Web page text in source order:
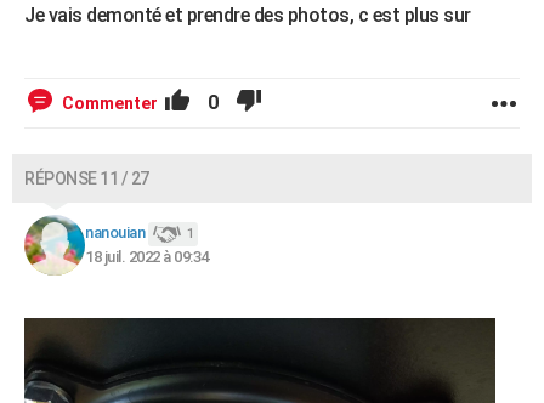
Je vais demonté et prendre des photos, c est plus sur
Commenter 0
RÉPONSE 11 / 27
nanouian 1
18 juil. 2022 à 09:34